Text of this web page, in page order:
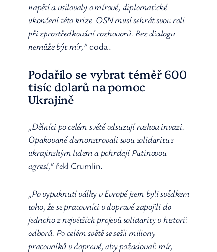
napětí a usilovaly o mírové, diplomatické
ukončení této krize. OSN musí sehrát svou roli
při zprostředkování rozhovorů. Bez dialogu
nemůže být mír,”dodal.
Podařilo se vybrat téměř 600
tisíc dolarů na pomoc
Ukrajině
„Dělníci po celém světě odsuzují ruskou invazi.
Opakovaně demonstrovali svou solidaritu s
ukrajinským lidem a pohrdají Putinovou
agresí,“ řekl Crumlin.
„Po vypuknutí války v Evropě jsem byli svědkem
toho, že se pracovníci v dopravě zapojili do
jednoho z největších projevů solidarity v historii
odborů. Po celém světě se sešli miliony
pracovníků v dopravě, aby požadovali mír,